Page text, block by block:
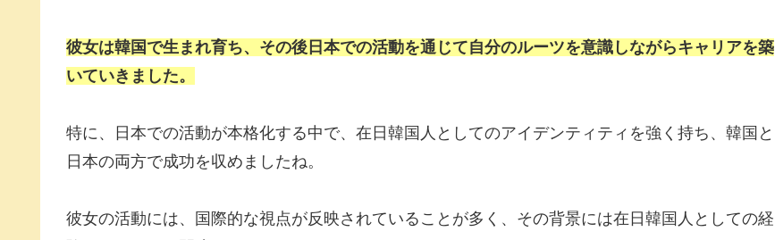
彼女は韓国で生まれ育ち、その後日本での活動を通じて自分のルーツを意識しながらキャリアを築
いていきました。
特に、日本での活動が本格化する中で、在日韓国人としてのアイデンティティを強く持ち、韓国と
日本の両方で成功を収めましたね。
彼女の活動には、国際的な視点が反映されていることが多く、その背景には在日韓国人としての経